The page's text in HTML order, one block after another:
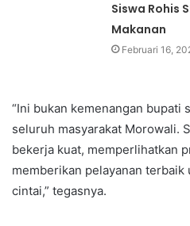
Siswa Rohis
Makanan
Februari 16,
“Ini bukan kemenangan bupati
seluruh masyarakat Morowali.
bekerja kuat, memperlihatkan
memberikan pelayanan terbaik
cintai,” tegasnya.